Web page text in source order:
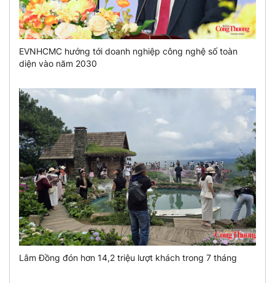
EVNHCMC hướng tới doanh nghiệp công nghệ số toàn
diện vào năm 2030
Lâm Đồng đón hơn 14,2 triệu lượt khách trong 7 tháng